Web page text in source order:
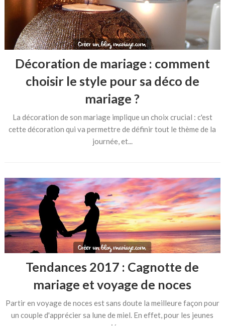
Décoration de mariage : comment
choisir le style pour sa déco de
mariage ?
La décoration de son mariage implique un choix crucial : c'est
cette décoration qui va permettre de définir tout le thème de la
journée, et...
Tendances 2017 : Cagnotte de
mariage et voyage de noces
Partir en voyage de noces est sans doute la meilleure façon pour
un couple d'apprécier sa lune de miel. En effet, pour les jeunes